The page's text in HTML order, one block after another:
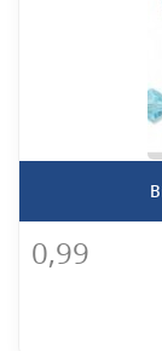
- Veelzijdig:
- Hoogwaardige
schitterende
- Duurzaam:
- Gemakkelijk te
gemakkelijk te
Toepassingen:
- Decoratie:
0,99